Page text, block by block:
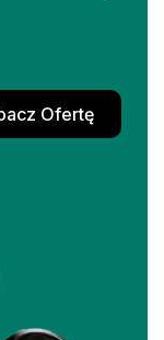
Ofertę